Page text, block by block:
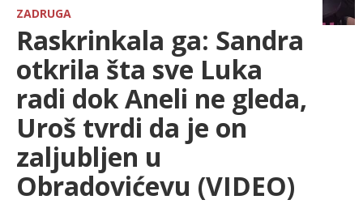
HRONIKA
FARMERI
SPORT
LIFESTYLE
ZADRUGA
Raskrinkala ga: Sandra
otkrila šta sve Luka
radi dok Aneli ne gleda,
Uroš tvrdi da je on
zaljubljen u
Obradovićevu (VIDEO)